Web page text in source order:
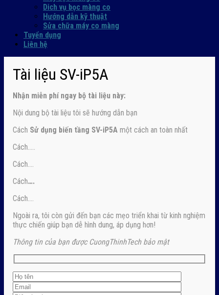
Dich vụ bọc màng co
Hướng dẫn kỹ thuật
Sửa chữa máy co màng
Tuyển dụng
Liên hệ
Tài liệu SV-iP5A
Nhận miễn phí ngay bộ tài liệu này:
Nội dung bộ tài liệu tôi sẽ hướng dẫn bạn
Cách Sử dụng biến tầng SV-iP5A một cách an toàn nhất
Cách…..
Cách….
Cách….
Cách….
Ngoài ra, tôi còn gửi đến bạn các mẹo triển khai từ kinh nghiệm
thực chiến giúp bạn dễ hình dung, áp dụng hơn!
Thông tin của bạn được CuongThinhTech bảo mật